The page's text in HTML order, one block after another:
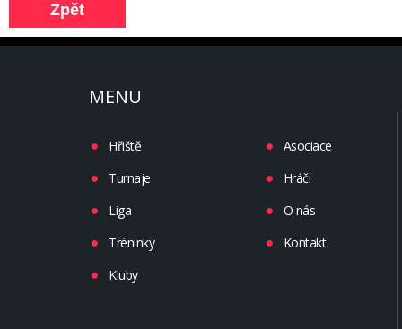
MENU
Hřiště
Turnaje
Liga
Tréninky
Kluby
Asociace
Hráči
O nás
Kontakt